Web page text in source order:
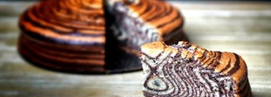
Recepty
Články
TV Program